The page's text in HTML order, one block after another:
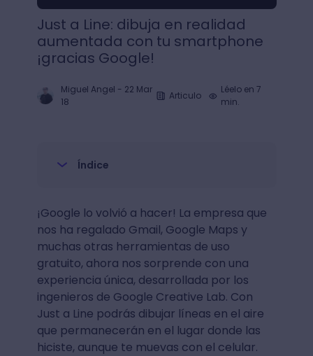
Just a Line: dibuja en realidad
aumentada con tu smartphone
¡gracias Google!
Miguel Angel - 22 Mar
18
Articulo
Léelo en 7
min.
Índice
¡Google lo volvió a hacer! La empresa que
nos ha regalado Gmail, Google Maps y
muchas otras herramientas de uso
gratuito, ahora nos sorprende con una
experiencia única, desarrollada por los
ingenieros de Google Creative Lab. Con
Just a Line podrás dibujar líneas en el aire
que permanecerán en el lugar donde las
hiciste, aunque te muevas con el celular.